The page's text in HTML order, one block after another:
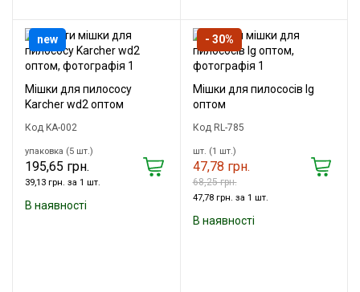
Мішки для пилососу
Karcher wd2 оптом
Код KA-002
упаковка (5 шт.)
195,65 грн.
39,13 грн. за 1 шт.
В наявності
new
Мішки для пилососів lg
оптом
Код RL-785
шт. (1 шт.)
47,78 грн.
68,25 грн.
47,78 грн. за 1 шт.
В наявності
- 30%